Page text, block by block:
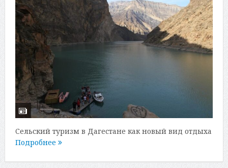
Сельский туризм в Дагестане как новый вид отдыха
Подробнее